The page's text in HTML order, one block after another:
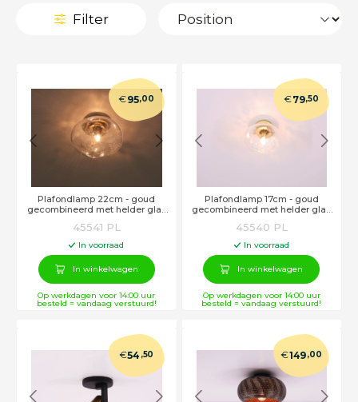
Filter
Plafondlamp 22cm - goud
gecombineerd met helder glas
€95,00
45541 PL
In voorraad
In winkelwagen
Op werkdagen voor 14:00 uur
besteld = vandaag verstuurd!
Plafondlamp 17cm - goud
gecombineerd met helder glas
€79,50
45540 PL
In voorraad
In winkelwagen
Op werkdagen voor 14:00 uur
besteld = vandaag verstuurd!
€54 ,50 €149,00